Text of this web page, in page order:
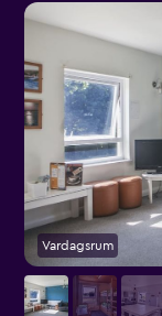
Vardagsrum